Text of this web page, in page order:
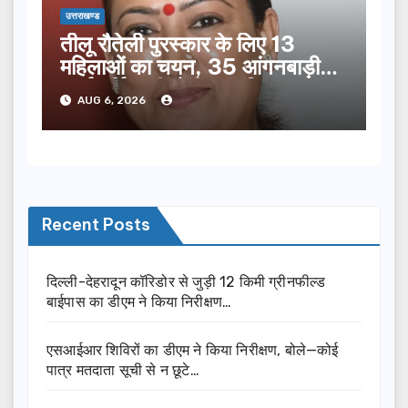
उत्तराखण्ड
तीलू रौतेली पुरस्कार के लिए 13
महिलाओं का चयन, 35 आंगनबाड़ी
कार्यकर्तियां भी होंगी सम्मानित…
AUG 6, 2026
Recent Posts
दिल्ली-देहरादून कॉरिडोर से जुड़ी 12 किमी ग्रीनफील्ड
बाईपास का डीएम ने किया निरीक्षण…
एसआईआर शिविरों का डीएम ने किया निरीक्षण, बोले—कोई
पात्र मतदाता सूची से न छूटे…